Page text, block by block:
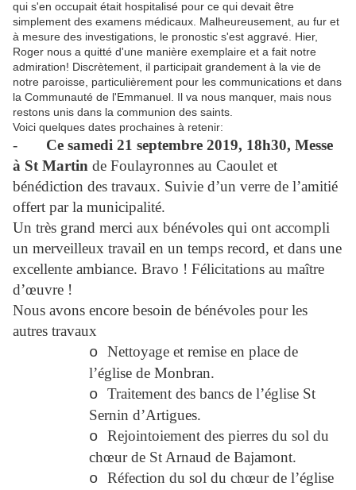
qui s'en occupait était hospitalisé pour ce qui devait être
simplement des examens médicaux. Malheureusement, au fur et
à mesure des investigations, le pronostic s'est aggravé. Hier,
Roger nous a quitté d'une manière exemplaire et a fait notre
admiration! Discrètement, il participait grandement à la vie de
notre paroisse, particulièrement pour les communications et dans
la Communauté de l'Emmanuel. Il va nous manquer, mais nous
restons unis dans la communion des saints.
Voici quelques dates prochaines à retenir:
-
Ce samedi 21 septembre 2019, 18h30, Messe
à St Martin de Foulayronnes au Caoulet et
bénédiction des travaux. Suivie d’un verre de l’amitié
offert par la municipalité.
Un très grand merci aux bénévoles qui ont accompli
un merveilleux travail en un temps record, et dans une
excellente ambiance. Bravo ! Félicitations au maître
d’œuvre !
Nous avons encore besoin de bénévoles pour les
autres travaux
o Nettoyage et remise en place de
l’église de Monbran.
o Traitement des bancs de l’église St
Sernin d’Artigues.
o Rejointoiement des pierres du sol du
chœur de St Arnaud de Bajamont.
o Réfection du sol du chœur de l’église